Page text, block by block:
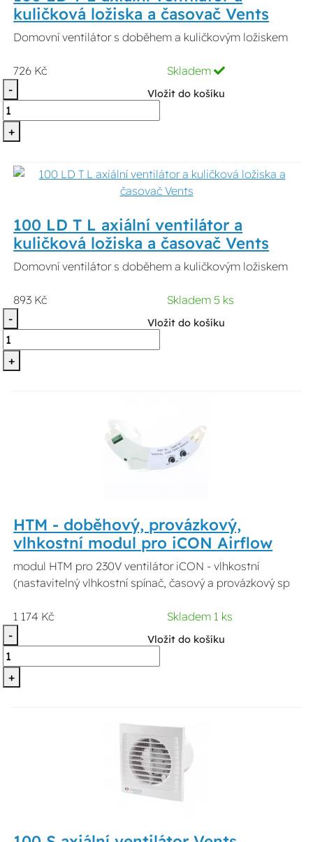
kuličková ložiska a časovač Vents
Domovní ventilátor s doběhem a kuličkovým ložiskem
726 Kč
Skladem
-
+
Vložit do košíku
100 LD T L axiální ventilátor a
kuličková ložiska a časovač Vents
Domovní ventilátor s doběhem a kuličkovým ložiskem
893 Kč
Skladem 5 ks
-
+
Vložit do košíku
HTM - doběhový, provázkový,
vlhkostní modul pro iCON Airflow
modul HTM pro 230V ventilátor iCON - vlhkostní
(nastavitelný vlhkostní spínač, časový a provázkový sp
1 174 Kč
Skladem 1 ks
-
+
Vložit do košíku